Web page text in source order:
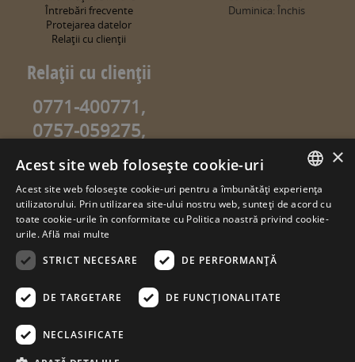
Întrebări frecvente
Protejarea datelor
Relaţii cu clienţii
Duminica: Închis
Relaţii cu clienţii
0771-400771,
0757-059275,
0757-059274
info@sweetgarden.ro
© copyright 2026. sweetgarden.ro
Toate drepturile rezervate. Reproducerea integrală sau parţială a
textelor sau a ilustraţiilor din orice pagină a site-ului
www.sweetgarden.ro este posibilă numai cu acordul prealabil
pedepseşte conform legii. Eventualele încălcări ale dreptului de
autor, vă rugăm să ne comunicaţi la adresa de e.mail:
info@sweetgarden.ro
ROMANIAN
HUNGARIAN
×
Acest site web folosește cookie-uri
Acest site web folosește cookie-uri pentru a îmbunătăți experiența
utilizatorului. Prin utilizarea site-ului nostru web, sunteți de acord cu
toate cookie-urile în conformitate cu Politica noastră privind cookie-
urile.Află mai multe
STRICT NECESARE
DE PERFORMANȚĂ
DE TARGETARE DE FUNCŢIONALITATE
NECLASIFICATE